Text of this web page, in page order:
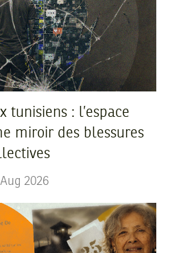
tunisiens : l’espace
miroir des blessures
Aug 2026